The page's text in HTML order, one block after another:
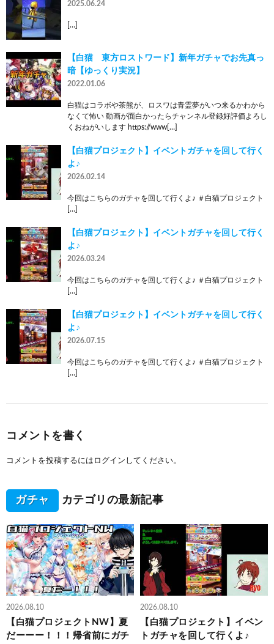
2025.06.24
[…]
【白猫 東方ロストワード】新年ガチャでお先真っ
暗【ゆっくり実況】
2022.01.06
白猫はコラボや茶熊が、ロスワは青霊夢がいつ来るかわから
なくて怖い 動画が面白かったらチャンネル登録好評価よろし
くおねがいします https://www[…]
【白猫プロジェクト】イベントガチャを回して行く
よ♪
2026.02.14
今回はこちらのガチャを回して行くよ♪ ＃白猫プロジェクト
[…]
【白猫プロジェクト】イベントガチャを回して行く
よ♪
2026.03.24
今回はこちらのガチャを回して行くよ♪ ＃白猫プロジェクト
[…]
【白猫プロジェクト】イベントガチャを回して行く
よ♪
2026.07.15
今回はこちらのガチャを回して行くよ♪ ＃白猫プロジェクト
[…]
コメントを書く
コメントを投稿するには ログイン してください。
ガチャ カテゴリの最新記事
2026.08.10
【白猫プロジェクトNW】夏
だーーー！！！帰省前にガチ
2026.08.10
【白猫プロジェクト】イベン
トガチャを回して行くよ♪